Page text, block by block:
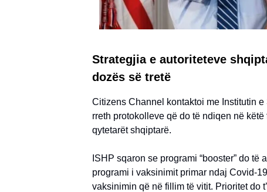
Strategjia e autoriteteve
dozës së tretë
Citizens Channel kontaktoi me Institutin
rreth protokolleve që do të ndiqen në
qytetarët shqiptarë.
ISHP sqaron se programi “booster” do
programi i vaksinimit primar ndaj Covid-
vaksinimin që në fillim të vitit. Prioritet do